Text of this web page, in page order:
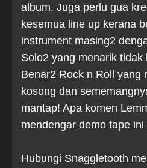
album. Juga perlu gua
kesemua line up kerana
instrument masing2
Solo2 yang menarik tidak
Benar2 Rock n Roll yang
kosong dan
mantap! Apa komen
mendengar demo tape ini
Hubungi Snaggletooth